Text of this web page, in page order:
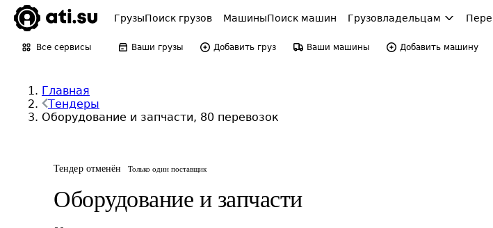
ГрузыПоиск грузов МашиныПоиск машин Грузовладельцам
Все сервисы Ваши грузы Добавить груз Ваши машины Добавить машину
Главная
Тендеры
Оборудование и запчасти, 80 перевозок
Тендер отменён Только один поставщик
Оборудование и запчасти